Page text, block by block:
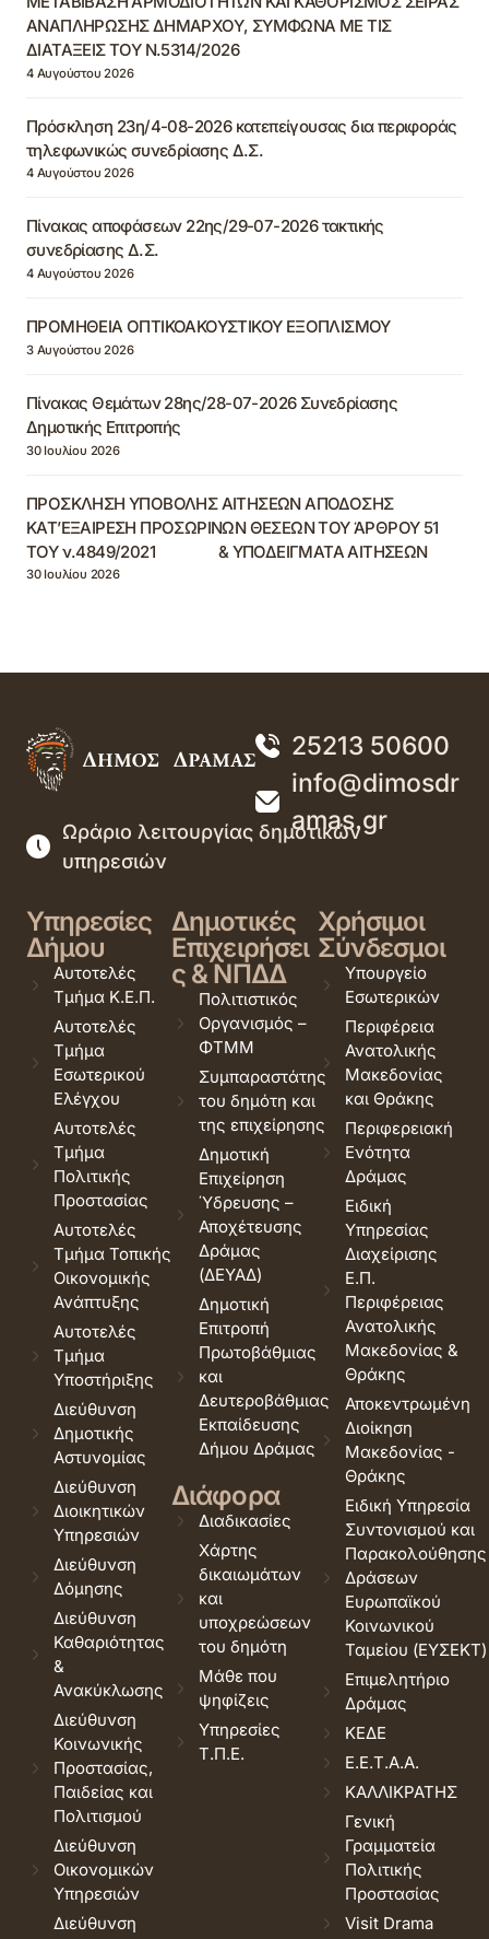
ΑΝΑΠΛΗΡΩΣΗΣ ΔΗΜΑΡΧΟΥ, ΣΥΜΦΩΝΑ ΜΕ ΤΙΣ
ΔΙΑΤΑΞΕΙΣ ΤΟΥ Ν.5314/2026
4 Αυγούστου 2026
Πρόσκληση 23η/4-08-2026 κατεπείγουσας δια περιφοράς
τηλεφωνικώς συνεδρίασης Δ.Σ.
4 Αυγούστου 2026
Πίνακας αποφάσεων 22ης/29-07-2026 τακτικής
συνεδρίασης Δ.Σ.
4 Αυγούστου 2026
ΠΡΟΜΗΘΕΙΑ ΟΠΤΙΚΟΑΚΟΥΣΤΙΚΟΥ ΕΞΟΠΛΙΣΜΟΥ
3 Αυγούστου 2026
Πίνακας Θεμάτων 28ης/28-07-2026 Συνεδρίασης
Δημοτικής Επιτροπής
30 Ιουλίου 2026
ΠΡΟΣΚΛΗΣΗ ΥΠΟΒΟΛΗΣ ΑΙΤΗΣΕΩΝ ΑΠΟΔΟΣΗΣ
ΚΑΤ’ΕΞΑΙΡΕΣΗ ΠΡΟΣΩΡΙΝΩΝ ΘΕΣΕΩΝ ΤΟΥ ΆΡΘΡΟΥ 51
ΤΟΥ ν.4849/2021 & ΥΠΟΔΕΙΓΜΑΤΑ ΑΙΤΗΣΕΩΝ
30 Ιουλίου 2026
25213 50600
info@dimosdr
amas.gr
Ωράριο λειτουργίας δημοτικών
υπηρεσιών
Υπηρεσίες
Δήμου
Αυτοτελές
Τμήμα Κ.Ε.Π.
Αυτοτελές
Τμήμα
Εσωτερικού
Ελέγχου
Αυτοτελές
Τμήμα
Πολιτικής
Προστασίας
Αυτοτελές
Τμήμα Τοπικής
Οικονομικής
Ανάπτυξης
Αυτοτελές
Τμήμα
Υποστήριξης
Διεύθυνση
Δημοτικής
Αστυνομίας
Διεύθυνση
Διοικητικών
Υπηρεσιών
Διεύθυνση
Δόμησης
Διεύθυνση
Καθαριότητας
&
Ανακύκλωσης
Διεύθυνση
Κοινωνικής
Προστασίας,
Παιδείας και
Πολιτισμού
Διεύθυνση
Οικονομικών
Υπηρεσιών
Διεύθυνση
Δημοτικές
Επιχειρήσει
ς & ΝΠΔΔ
Πολιτιστικός
Οργανισμός –
ΦΤΜΜ
Συμπαραστάτης
του δημότη και
της επιχείρησης
Δημοτική
Επιχείρηση
Ύδρευσης –
Αποχέτευσης
Δράμας
(ΔΕΥΑΔ)
Δημοτική
Επιτροπή
Πρωτοβάθμιας
και
Δευτεροβάθμιας
Εκπαίδευσης
Δήμου Δράμας
Διάφορα
Διαδικασίες
Χάρτης
δικαιωμάτων
και
υποχρεώσεων
του δημότη
Μάθε που
ψηφίζεις
Υπηρεσίες
Τ.Π.Ε.
Χρήσιμοι
Σύνδεσμοι
Υπουργείο
Εσωτερικών
Περιφέρεια
Ανατολικής
Μακεδονίας
και Θράκης
Περιφερειακή
Ενότητα
Δράμας
Ειδική
Υπηρεσίας
Διαχείρισης
Ε.Π.
Περιφέρειας
Ανατολικής
Μακεδονίας &
Θράκης
Αποκεντρωμένη
Διοίκηση
Μακεδονίας -
Θράκης
Ειδική Υπηρεσία
Συντονισμού και
Παρακολούθησης
Δράσεων
Ευρωπαϊκού
Κοινωνικού
Ταμείου (ΕΥΣΕΚΤ)
Επιμελητήριο
Δράμας
ΚΕΔΕ
Ε.Ε.Τ.Α.Α.
ΚΑΛΛΙΚΡΑΤΗΣ
Γενική
Γραμματεία
Πολιτικής
Προστασίας
Visit Drama